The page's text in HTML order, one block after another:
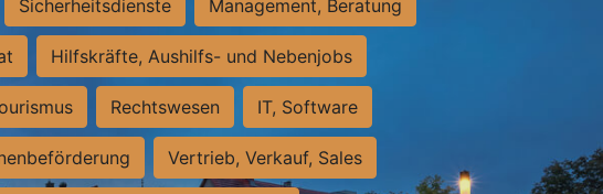
Sicherheitsdienste Management, Beratung
Hilfskräfte, Aushilfs- und Nebenjobs
Rechtswesen IT, Software
Vertrieb, Verkauf, Sales